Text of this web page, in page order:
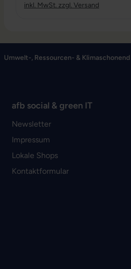
inkl. MwSt. zzgl. Versand
Umwelt-, Ressourcen- & Klimaschonend
afb social & green IT
Newsletter
Impressum
Lokale Shops
Kontaktformular